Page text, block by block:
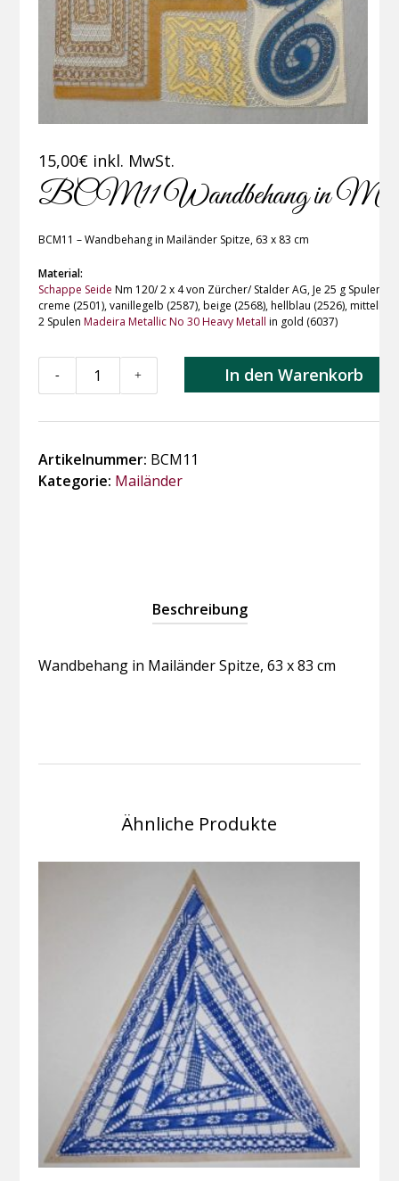
15,00€ inkl. MwSt.
BCM11 Wandbehang in
BCM11 – Wandbehang in Mailänder Spitze, 63 x 83 cm
Material:
Schappe Seide Nm 120/ 2 x 4 von Zürcher/ Stalder AG, Je 25 g Spulen in
creme (2501), vanillegelb (2587), beige (2568), hellblau (2526),
2 Spulen Madeira Metallic No 30 Heavy Metall in gold (6037)
Wandbehang
Spitze
Menge
- + In den Warenkorb
Artikelnummer: BCM11
Kategorie: Mailänder
Beschreibung
Wandbehang in Mailänder Spitze, 63 x 83 cm
Ähnliche Produkte